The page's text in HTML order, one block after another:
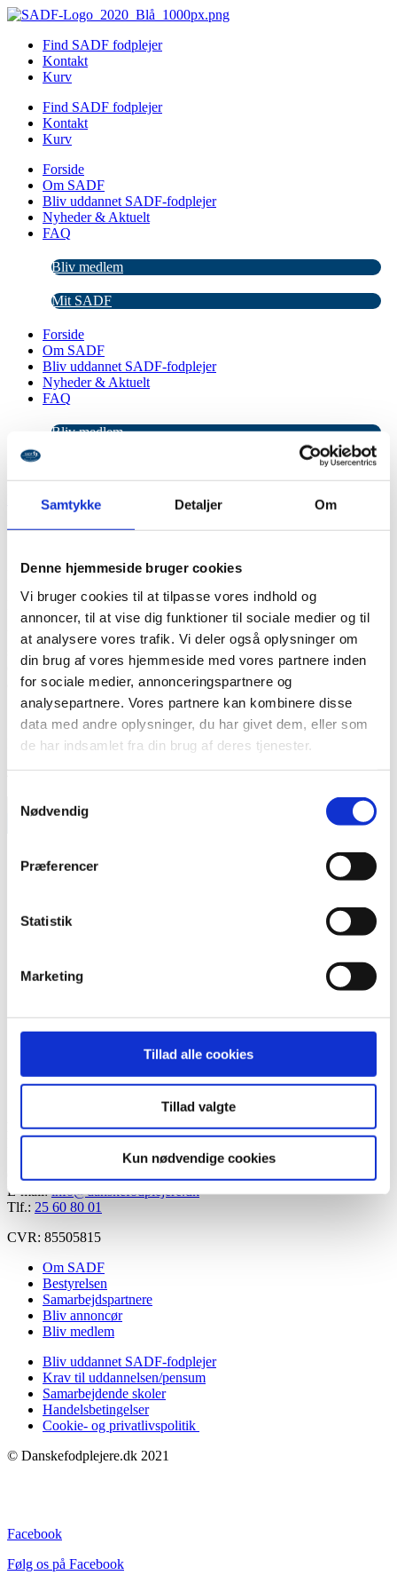
Samtykke Detaljer Om
Denne hjemmeside bruger cookies
Vi bruger cookies til at tilpasse vores indhold og
annoncer, til at vise dig funktioner til sociale medier og til
at analysere vores trafik. Vi deler også oplysninger om
din brug af vores hjemmeside med vores partnere inden
for sociale medier, annonceringspartnere og
analysepartnere. Vores partnere kan kombinere disse
data med andre oplysninger, du har givet dem, eller som
de har indsamlet fra din brug af deres tjenester.
Nødvendig
Præferencer
Statistik
Marketing
Tillad alle cookies
Tillad valgte
Kun nødvendige cookies
Videre
indholdFind SADF fodplejer
Kontakt
Kurv
Find SADF fodplejer
Kontakt
Kurv
Forside
Om SADF
Bliv uddannet SADF-fodplejer
Nyheder & Aktuelt
FAQ
Bliv medlem
Mit SADF
Forside
Om SADF
Bliv uddannet SADF-fodplejer
Nyheder & Aktuelt
FAQ
Bliv medlem
Forside/Merchandise Postkort/ Samlet pakke med postkort
Samlet pakke med postkort
Du kender dem sikkert allerede.
Postkortene som ligger til “tryk-selv” brug.
Vi har trykt de farvede postkort op i en lækker postkort kvalitet, i A5
størrelse. Det gør teksten let at læse og fine at bruge i klinikken, hvis
du har en med de pågældende skavank, eller nogle der har brug for
at læse om f.eks. udvidet helbredstillæg.
Køb komplet pakke med alle 16 postkort á 10 stk.
4 på lager
Samlet
pakke
antal
Kontaktinformation
Linda Dam Havmøller (formand)
6240 Løgumkloster
E-mail:info@danskefodplejere.dk
Tlf.: 25 60 80 01
CVR: 85505815
Om SADF
Bestyrelsen
Samarbejdspartnere
Bliv annoncør
Bliv medlem
Bliv uddannet SADF-fodplejer
Krav til uddannelsen/pensum
Samarbejdende skoler
Handelsbetingelser
Cookie- og privatlivspolitik
© Danskefodplejere.dk 2021
Facebook
Følg os på Facebook